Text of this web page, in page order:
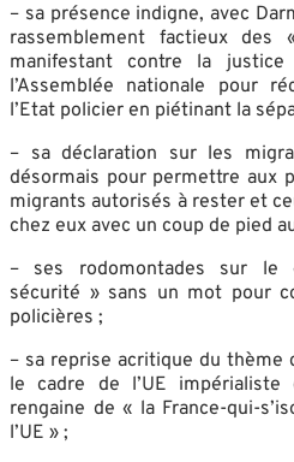
– sa présence indigne, avec
rassemblement factieux des
manifestant contre la
l’Assemblée nationale pour
l’Etat policier en piétinant la
– sa déclaration sur les
désormais pour permettre aux
migrants autorisés à rester et
chez eux avec un coup de pied
– ses rodomontades sur le
sécurité » sans un mot pour
policières ;
– sa reprise acritique du thème
le cadre de l’UE
rengaine de « la France-qui-
l’UE » ;